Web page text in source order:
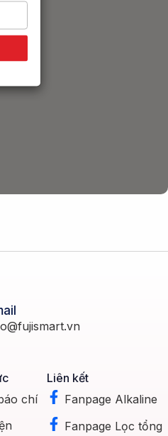
chí
Liên kết
Fanpage Alkaline
Fanpage Lọc tổng